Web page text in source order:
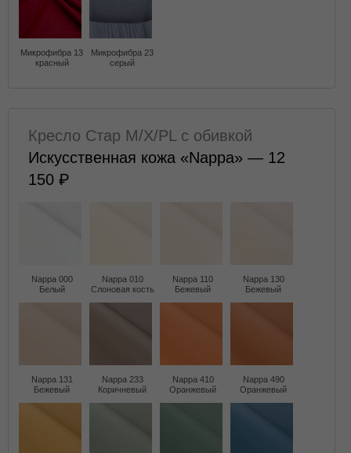
Микрофибра 13
красный
Микрофибра 23
серый
Кресло Стар M/X/PL с обивкой
Искусственная кожа «Nappa» — 12
150
Nappa 000
Белый
Nappa 010
Слоновая кость
Nappa 110
Бежевый
Nappa 130
Бежевый
Nappa 131
Бежевый
Nappa 233
Коричневый
Nappa 410
Оранжевый
Nappa 490
Оранжевый